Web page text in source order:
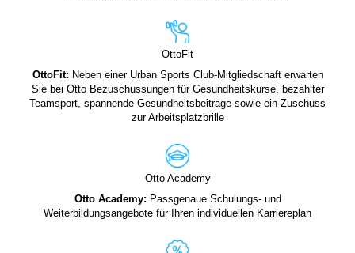
OttoFit
OttoFit: Neben einer Urban Sports Club-Mitgliedschaft erwarten
Sie bei Otto Bezuschussungen für Gesundheitskurse, bezahlter
Teamsport, spannende Gesundheitsbeiträge sowie ein Zuschuss
zur Arbeitsplatzbrille
Otto Academy
Otto Academy: Passgenaue Schulungs- und
Weiterbildungsangebote für Ihren individuellen Karriereplan